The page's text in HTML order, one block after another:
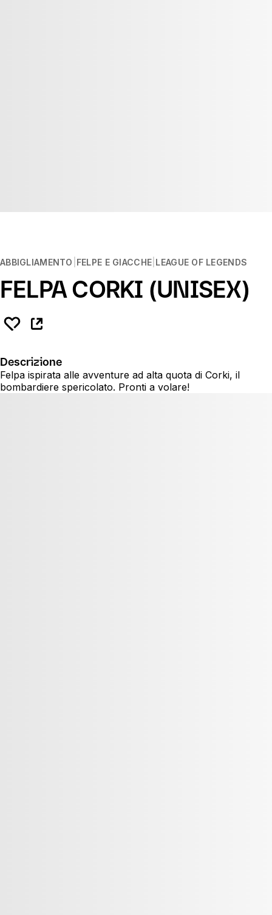
ABBIGLIAMENTO FELPE E GIACCHE LEAGUE OF LEGENDS
FELPA CORKI (UNISEX)
Descrizione
Felpa ispirata alle avventure ad alta quota di Corki, il
bombardiere spericolato. Pronti a volare!